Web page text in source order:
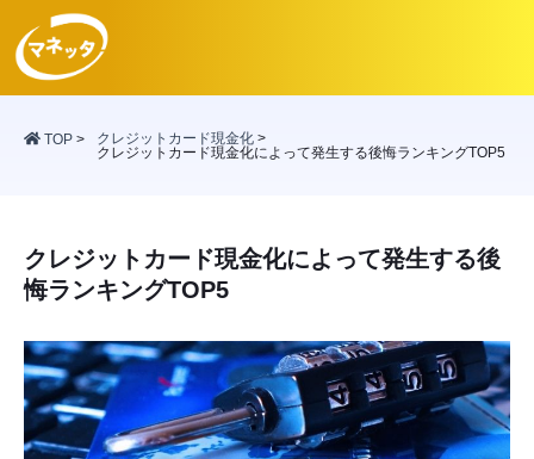
TOP> クレジットカード現金化>
クレジットカード現金化によって発生する後悔ランキングTOP5
クレジットカード現金化によって発生する後
悔ランキングTOP5